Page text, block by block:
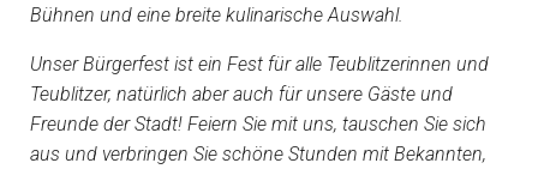
Bühnen und eine breite kulinarische Auswahl.
Unser Bürgerfest ist ein Fest für alle Teublitzerinnen und
Teublitzer, natürlich aber auch für unsere Gäste und
Freunde der Stadt! Feiern Sie mit uns, tauschen Sie sich
aus und verbringen Sie schöne Stunden mit Bekannten,